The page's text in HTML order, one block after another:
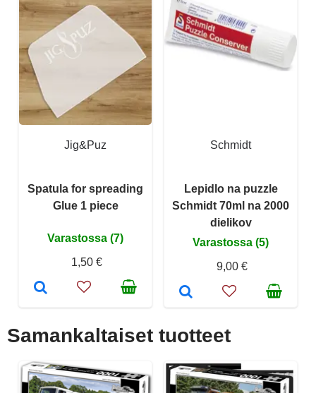
Jig&Puz
Spatula for spreading
Glue 1 piece
Varastossa (7)
1,50 €
Schmidt
Lepidlo na puzzle
Schmidt 70ml na 2000
dielikov
Varastossa (5)
9,00 €
Samankaltaiset tuotteet